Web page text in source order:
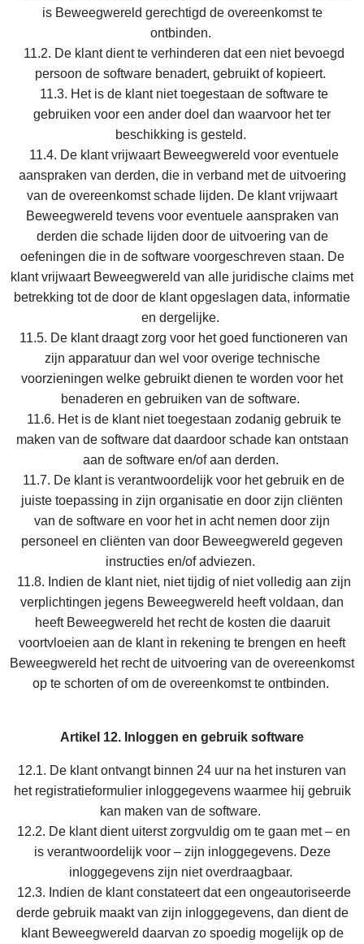
is Beweegwereld gerechtigd de overeenkomst te
ontbinden.
11.2. De klant dient te verhinderen dat een niet bevoegd
persoon de software benadert, gebruikt of kopieert.
11.3. Het is de klant niet toegestaan de software te
gebruiken voor een ander doel dan waarvoor het ter
beschikking is gesteld.
11.4. De klant vrijwaart Beweegwereld voor eventuele
aanspraken van derden, die in verband met de uitvoering
van de overeenkomst schade lijden. De klant vrijwaart
Beweegwereld tevens voor eventuele aanspraken van
derden die schade lijden door de uitvoering van de
oefeningen die in de software voorgeschreven staan. De
klant vrijwaart Beweegwereld van alle juridische claims met
betrekking tot de door de klant opgeslagen data, informatie
en dergelijke.
11.5. De klant draagt zorg voor het goed functioneren van
zijn apparatuur dan wel voor overige technische
voorzieningen welke gebruikt dienen te worden voor het
benaderen en gebruiken van de software.
11.6. Het is de klant niet toegestaan zodanig gebruik te
maken van de software dat daardoor schade kan ontstaan
aan de software en/of aan derden.
11.7. De klant is verantwoordelijk voor het gebruik en de
juiste toepassing in zijn organisatie en door zijn cliënten
van de software en voor het in acht nemen door zijn
personeel en cliënten van door Beweegwereld gegeven
instructies en/of adviezen.
11.8. Indien de klant niet, niet tijdig of niet volledig aan zijn
verplichtingen jegens Beweegwereld heeft voldaan, dan
heeft Beweegwereld het recht de kosten die daaruit
voortvloeien aan de klant in rekening te brengen en heeft
Beweegwereld het recht de uitvoering van de overeenkomst
op te schorten of om de overeenkomst te ontbinden.
Artikel 12. Inloggen en gebruik software
12.1. De klant ontvangt binnen 24 uur na het insturen van
het registratieformulier inloggegevens waarmee hij gebruik
kan maken van de software.
12.2. De klant dient uiterst zorgvuldig om te gaan met – en
is verantwoordelijk voor – zijn inloggegevens. Deze
inloggegevens zijn niet overdraagbaar.
12.3. Indien de klant constateert dat een ongeautoriseerde
derde gebruik maakt van zijn inloggegevens, dan dient de
klant Beweegwereld daarvan zo spoedig mogelijk op de